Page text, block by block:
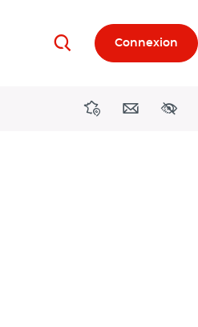
RechercherConnexion
DirectionsContact